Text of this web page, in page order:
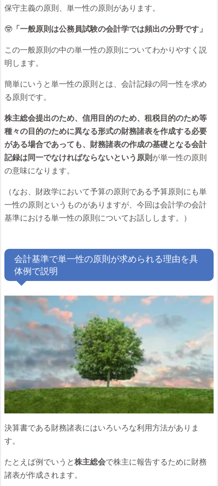
保守主義の原則、単一性の原則があります。
🤓 「一般原則は公務員試験の会計学では頻出の分野です」
この一般原則の中の単一性の原則についてわかりやすく説
明します。
簡単にいうと単一性の原則とは、会計記録の同一性を求め
る原則です。
株主総会提出のため、信用目的のため、租税目的のため等
種々の目的のために異なる形式の財務諸表を作成する必要
がある場合であっても、財務諸表の作成の基礎となる会計
記録は同一でなければならないという原則 が単一性の原則
の意味になります。
（なお、財政学において予算の原則である予算原則にも単
一性の原則というものがありますが、今回は会計学の会計
基準における単一性の原則についてお話しします。）
会計基準で単一性の原則が求められる理由を具
体例で説明
決算書である財務諸表にはいろいろな利用方法がありま
す。
たとえば例でいうと株主総会で株主に報告するために財務
諸表が作成されます。